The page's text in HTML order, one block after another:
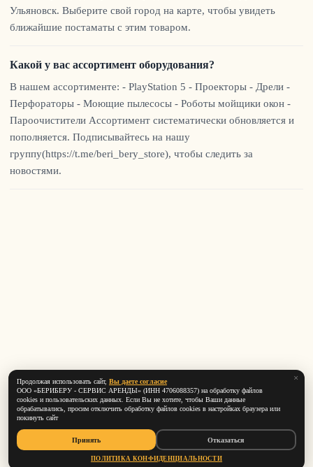
×
Продолжая использовать сайт, Вы даете согласие
ООО «БЕРИБЕРУ ‑ СЕРВИС АРЕНДЫ» (ИНН 4706088357) на обработку файлов
cookies и пользовательских данных. Если Вы не хотите, чтобы Ваши данные
обрабатывались, просим отключить обработку файлов cookies в настройках браузера или
покинуть сайт
Принять Отказаться
ПОЛИТИКА КОНФИДЕНЦИАЛЬНОСТИ
Ульяновск. Выберите свой город на карте, чтобы увидеть
ближайшие постаматы с этим товаром.
Какой у вас ассортимент оборудования?
В нашем ассортименте: - PlayStation 5 - Проекторы - Дрели -
Перфораторы - Моющие пылесосы - Роботы мойщики окон -
Пароочистители Ассортимент систематически обновляется и
пополняется. Подписывайтесь на нашу
группу(https://t.me/beri_bery_store), чтобы следить за
новостями.